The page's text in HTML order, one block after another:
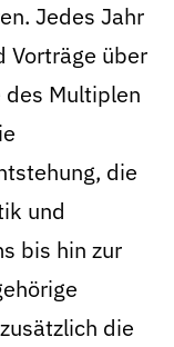
Jedes Jahr
Vorträge über
Multiplen
die
und
bis hin zur
die